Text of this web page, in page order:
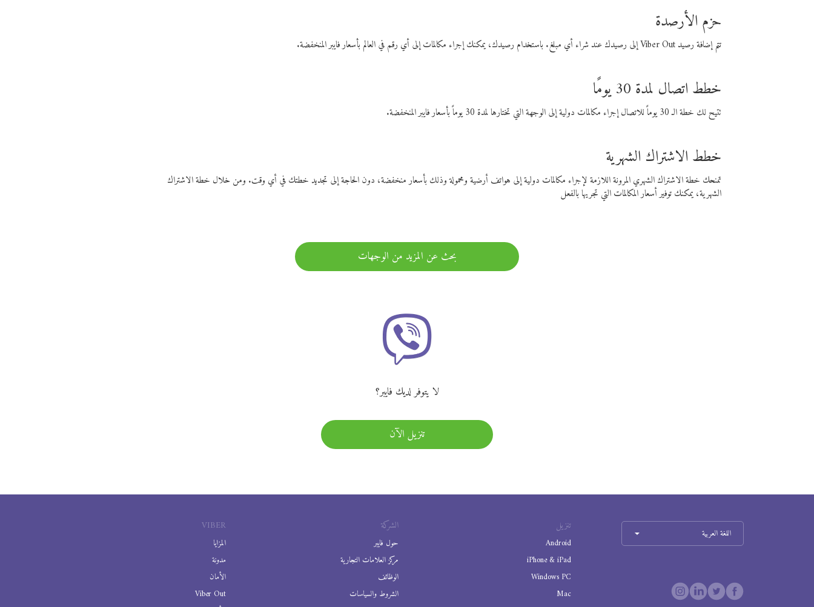
حزم الأرصدة
تتم إضافة رصيد Viber Out إلى رصيدك عند شراء أي مبلغ. باستخدام رصيدك، يمكنك إجراء مكالمات إلى أي رقم في العالم بأسعار فايبر المنخفضة.
خطط اتصال لمدة 30 يومًا
تتيح لك خطة الـ 30 يوماً للاتصال إجراء مكالمات دولية إلى الوجهة التي تختارها لمدة 30 يوماً بأسعار فايبر المنخفضة.
خطط الاشتراك الشهرية
تمنحك خطة الاشتراك الشهري المرونة اللازمة لإجراء مكالمات دولية إلى هواتف أرضية ومحمولة وذلك بأسعار منخفضة، دون الحاجة إلى تجديد خطتك في أي وقت. ومن خلال خطة الاشتراك
الشهرية، يمكنك توفير أسعار المكالمات التي تجريها بالفعل
بحث عن المزيد من الوجهات
لا يتوفر لديك فايبر؟
تنزيل الآن
VIBER
المزايا
مدونة
الأمان
Viber Out
الشركة
حول فايبر
مركز العلامات التجارية
الوظائف
الشروط والسياسات
تنزيل
Android
iPhone & iPad
Windows PC
Mac
اللغة العربية